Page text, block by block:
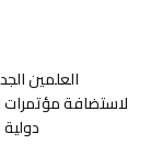
العلمين
لاستضافة مؤتمرات
دولية